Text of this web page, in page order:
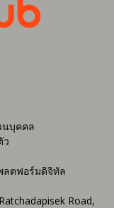
นบุคคล
ว
ลตฟอร์มดิจิทัล
Road,